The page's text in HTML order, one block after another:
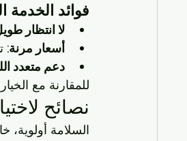
فوائد الخدمة
لا انتظار
أسعار مرنة:
دعم متعدد
للمقارنة مع
نصائح
السلامة